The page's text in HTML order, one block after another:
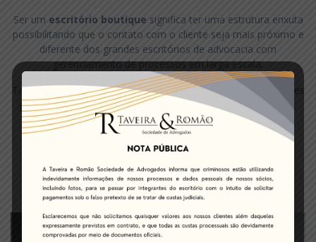
Ser um escritório boutique significa ter uma estrutura enxuta
possibilitando que o contato com o cliente seja mais próximo e
diferente dos grandes escritórios de advocacia com
gerenciamento de processos em larga escala.
Taveira e Romão Sociedade de Advogados oferece aos clientes
justamente a possibilidade do contato direto com os sócios,
garantindo qualidade e eficiência nos serviços prestados.
Afinal, quando se busca uma assessoria jurídica procura-se
profissionais disponíveis para ouvir as questões da vida
empresarial ou pessoal do seu cliente, fazendo com que o
escritório seja capaz de promover soluções individualizadas
para cada caso.